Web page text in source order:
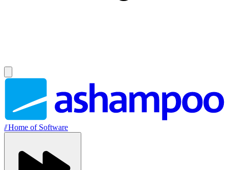
//Home of Software